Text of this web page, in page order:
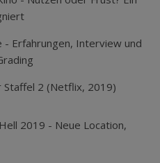
- Erfahrungen, Interview und
Staffel 2 (Netflix, 2019)
2019 - Neue Location,